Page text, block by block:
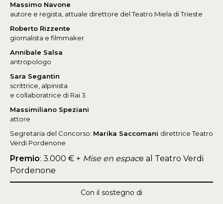
Massimo Navone
autore e regista, attuale direttore del Teatro Miela di Trieste
Roberto Rizzente
giornalista e filmmaker
Annibale Salsa
antropologo
Sara Segantin
scrittrice, alpinista
e collaboratrice di Rai 3
Massimiliano Speziani
attore
Segretaria del Concorso: Marika Saccomani direttrice Teatro
Verdi Pordenone
Premio: 3.000 € + Mise en espace al Teatro Verdi
Pordenone
Con il sostegno di